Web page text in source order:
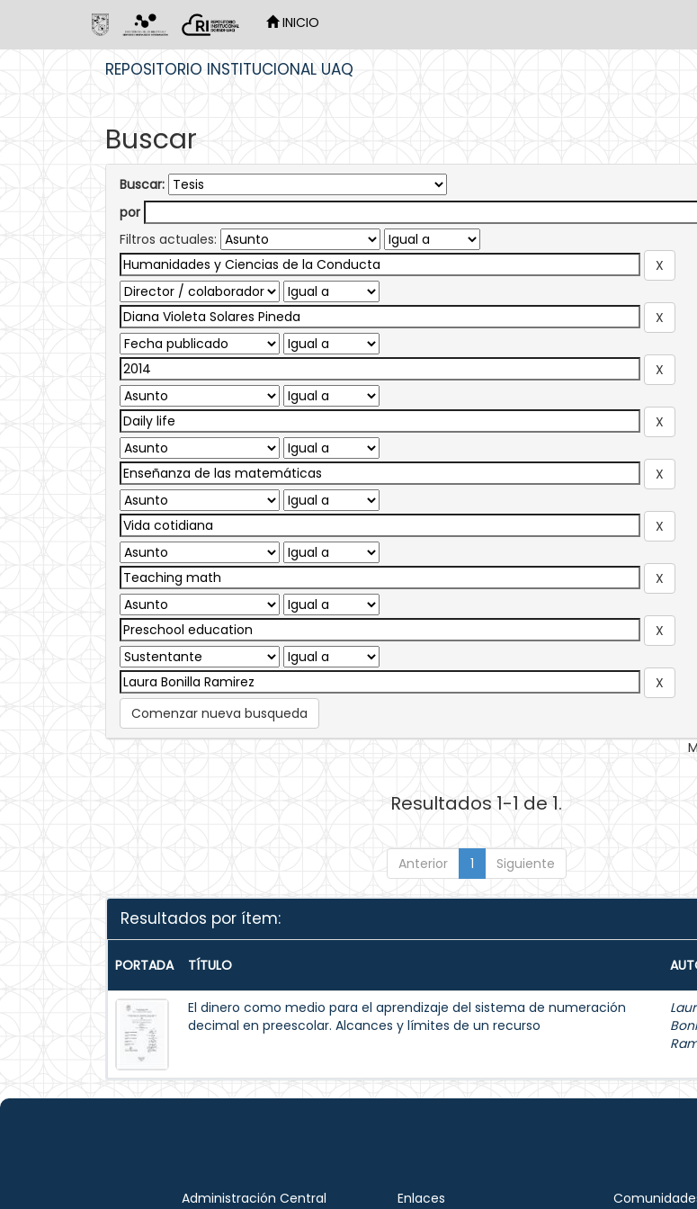
INICIO
REPOSITORIO INSTITUCIONAL UAQ
Buscar
Buscar:
por
Filtros actuales:
Comenzar nueva busqueda
Resultados 1-1 de 1.
Anterior 1 Siguiente
Resultados por ítem:
PORTADA TÍTULO
El dinero como medio para el aprendizaje del sistema de numeración
decimal en preescolar. Alcances y límites de un recurso
Administración Central Enlaces